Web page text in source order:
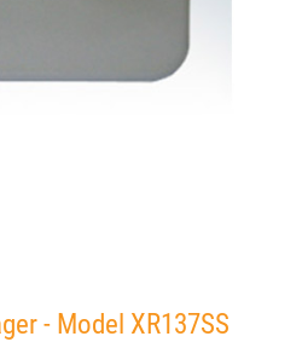
- Model XR137SS